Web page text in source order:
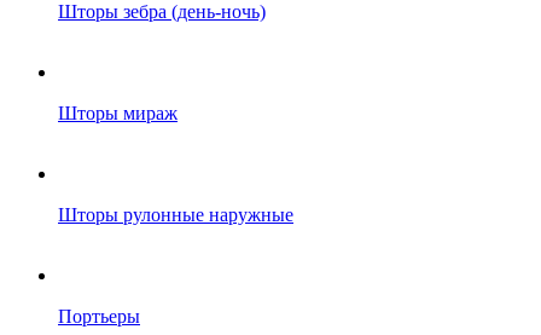
Шторы зебра (день-ночь)
Шторы мираж
Шторы рулонные наружные
Портьеры